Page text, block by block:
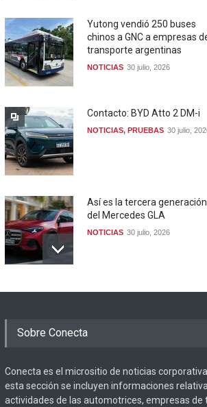
Yutong vendió 250 buses
chinos a GNC a empresas
transporte argentinas
NOTICIAS 30 julio, 2026
Contacto: BYD Atto 2 DM-i
NOTICIAS, PRUEBAS 30 julio,
Así es la tercera generación
del Mercedes GLA
NOTICIAS 30 julio, 2026
Sobre Conecta
Conecta es el micrositio de noticias
esta sección se incluyen informaciones
actividades de las automotrices, empresas de